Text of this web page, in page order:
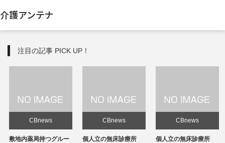
介護アンテナ
注目の記事 PICK UP！
CBnews
敷地内薬局持つグルー
CBnews
個人立の無床診療所
CBnews
個人立の無床診療所